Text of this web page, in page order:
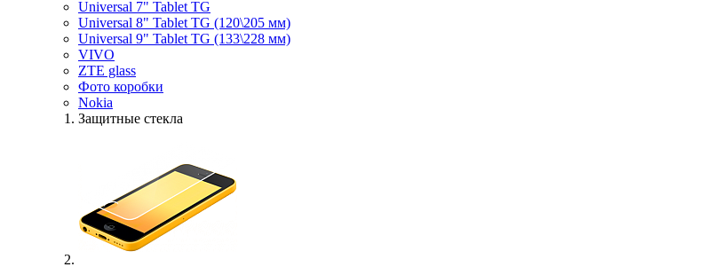
Universal 7" Tablet TG
Universal 8" Tablet TG (120\205 мм)
Universal 9" Tablet TG (133\228 мм)
VIVO
ZTE glass
Фото коробки
Nokia
Защитные стекла